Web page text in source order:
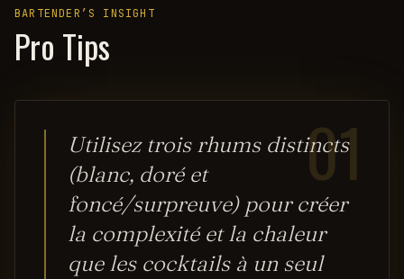
BARTENDER’S INSIGHT
Pro Tips
01
Utilisez trois rhums distincts
(blanc, doré et
foncé/surpreuve) pour créer
la complexité et la chaleur
que les cocktails à un seul